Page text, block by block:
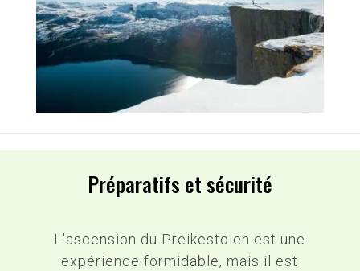
Préparatifs et sécurité
L'ascension du Preikestolen est une
expérience formidable, mais il est